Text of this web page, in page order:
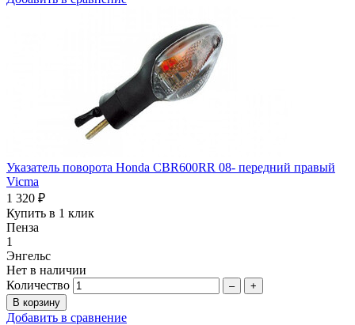
Указатель поворота Honda CBR600RR 08- передний правый
Vicma
1 320 ₽
Купить в 1 клик
Пенза
1
Энгельс
Нет в наличии
Количество
– +
Добавить в сравнение